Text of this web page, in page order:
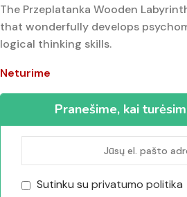
The Przeplatanka Wooden
that wonderfully develops
logical thinking skills.
Neturime
Pranešime, kai
Sutinku su privatumo politika